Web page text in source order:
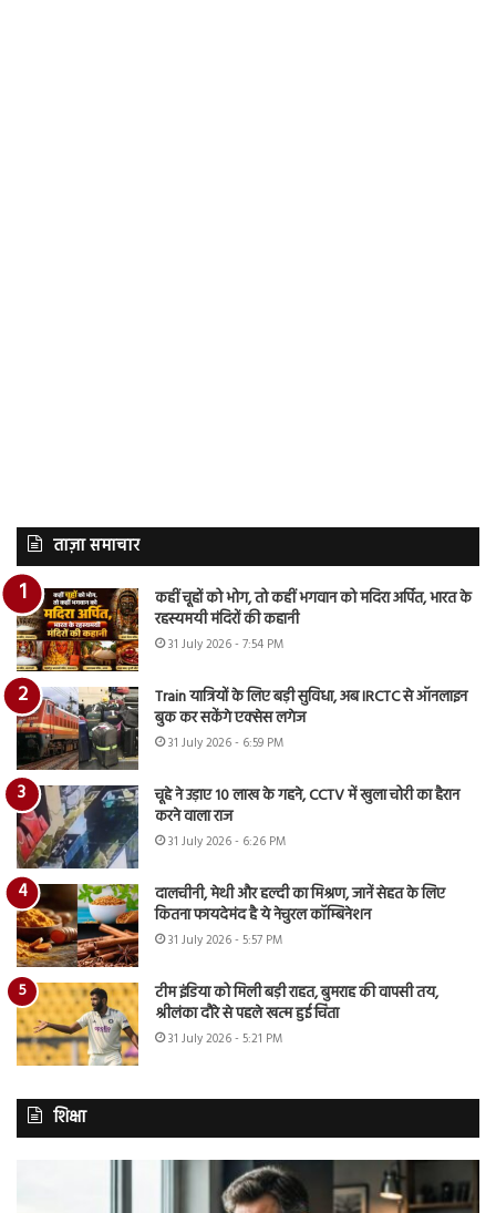
ताज़ा समाचार
कहीं चूहों को भोग, तो कहीं भगवान को मदिरा अर्पित, भारत के
रहस्यमयी मंदिरों की कहानी
31 July 2026 - 7:54 PM
Train यात्रियों के लिए बड़ी सुविधा, अब IRCTC से ऑनलाइन
बुक कर सकेंगे एक्सेस लगेज
31 July 2026 - 6:59 PM
चूहे ने उड़ाए 10 लाख के गहने, CCTV में खुला चोरी का हैरान
करने वाला राज
31 July 2026 - 6:26 PM
दालचीनी, मेथी और हल्दी का मिश्रण, जानें सेहत के लिए
कितना फायदेमंद है ये नेचुरल कॉम्बिनेशन
31 July 2026 - 5:57 PM
टीम इंडिया को मिली बड़ी राहत, बुमराह की वापसी तय,
श्रीलंका दौरे से पहले खत्म हुई चिंता
31 July 2026 - 5:21 PM
शिक्षा